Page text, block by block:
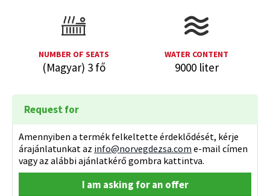
NUMBER OF SEATS
(Magyar) 3 fő
WATER CONTENT
9000 liter
Request for
Amennyiben a termék felkeltette érdeklődését, kérje
árajánlatunkat az info@norvegdezsa.com e-mail címen
vagy az alábbi ajánlatkérő gombra kattintva.
I am asking for an offer